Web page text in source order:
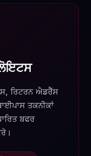
ਰਿਟਰਨ ਐਡਰੈੱਸ
ਤਕਨੀਕਾਂ
ਬਫਰ